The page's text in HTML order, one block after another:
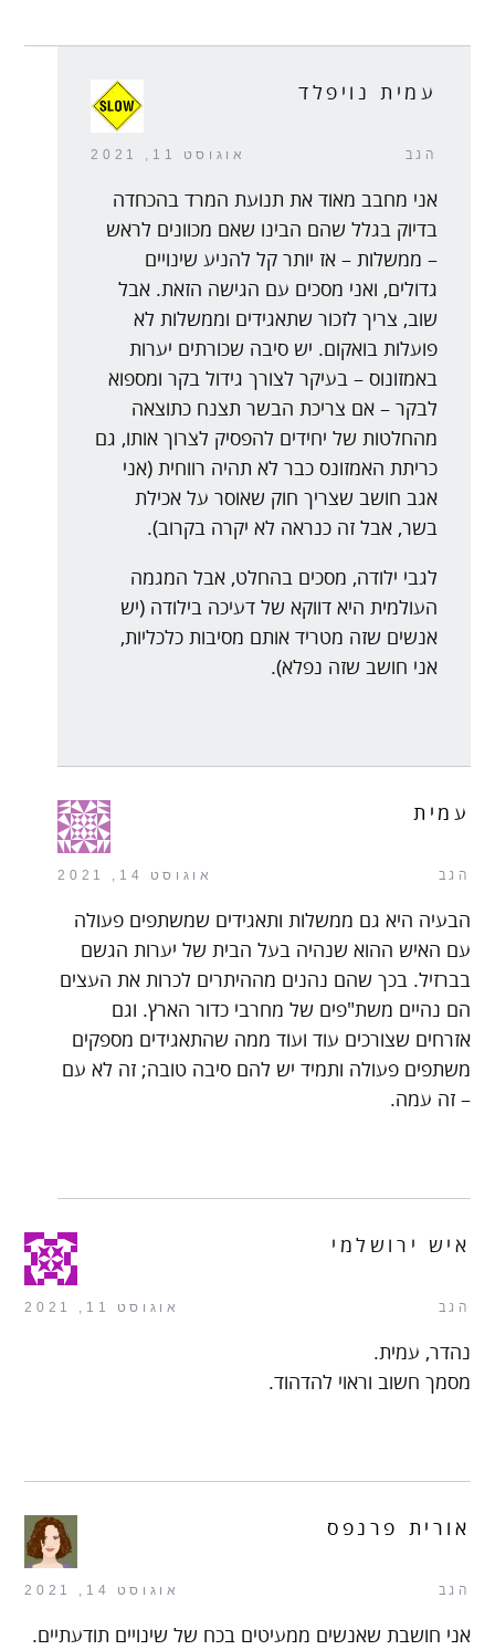
הגב אוגוסט 11, 2021
עמית נויפלד
אני מחבב מאוד את תנועת המרד בהכחדה
בדיוק בגלל שהם הבינו שאם מכוונים לראש
– ממשלות – אז יותר קל להניע שינויים
גדולים, ואני מסכים עם הגישה הזאת. אבל
שוב, צריך לזכור שתאגידים וממשלות לא
פועלות בואקום. יש סיבה שכורתים יערות
באמזונוס – בעיקר לצורך גידול בקר ומספוא
לבקר – אם צריכת הבשר תצנח כתוצאה
מהחלטות של יחידים להפסיק לצרוך אותו, גם
כריתת האמזונס כבר לא תהיה רווחית (אני
אגב חושב שצריך חוק שאוסר על אכילת
בשר, אבל זה כנראה לא יקרה בקרוב).
לגבי ילודה, מסכים בהחלט, אבל המגמה
העולמית היא דווקא של דעיכה בילודה (יש
אנשים שזה מטריד אותם מסיבות כלכליות,
אני חושב שזה נפלא).
הגב אוגוסט 14, 2021
עמית
הבעיה היא גם ממשלות ותאגידים שמשתפים פעולה
עם האיש ההוא שנהיה בעל הבית של יערות הגשם
בברזיל. בכך שהם נהנים מההיתרים לכרות את העצים
הם נהיים משת"פים של מחרבי כדור הארץ. וגם
אזרחים שצורכים עוד ועוד ממה שהתאגידים מספקים
משתפים פעולה ותמיד יש להם סיבה טובה; זה לא עם
– זה עמה.
הגב אוגוסט 11, 2021
איש ירושלמי
נהדר, עמית.
מסמך חשוב וראוי להדהוד.
הגב אוגוסט 14, 2021
אורית פרנפס
אני חושבת שאנשים ממעיטים בכח של שינויים תודעתיים.